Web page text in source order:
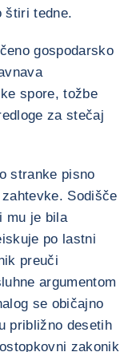
štiri tedne.
gospodarsko
spore, tožbe
za stečaj
stranke pisno
Sodišče
mu je bila
po lastni
preuči
argumentom
se običajno
približno desetih
zakonik